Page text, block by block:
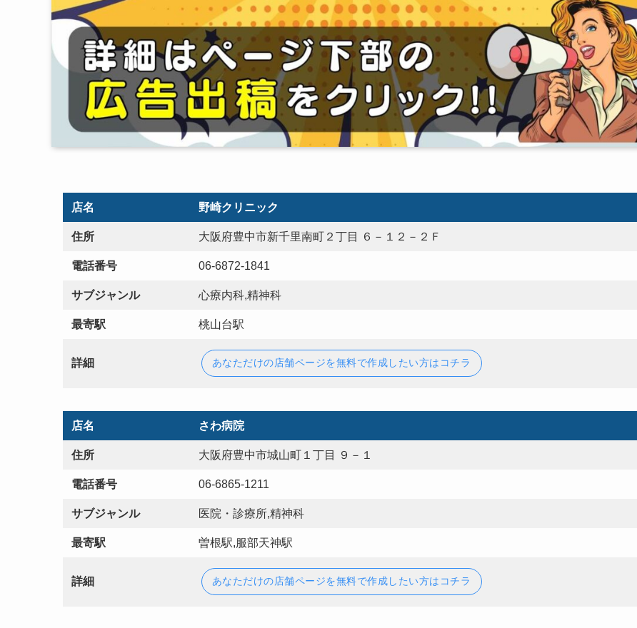
店名 野崎クリニック
住所 大阪府豊中市新千里南町２丁目 ６－１２－２Ｆ
電話番号 06-6872-1841
サブジャンル 心療内科,精神科
最寄駅 桃山台駅
詳細 あなただけの店舗ページを無料で作成したい方はコチラ
店名 さわ病院
住所 大阪府豊中市城山町１丁目 ９－１
電話番号 06-6865-1211
サブジャンル 医院・診療所,精神科
最寄駅 曽根駅,服部天神駅
詳細 あなただけの店舗ページを無料で作成したい方はコチラ